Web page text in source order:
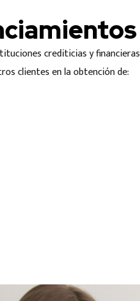
crediticias y financieras
clientes en la obtención de: